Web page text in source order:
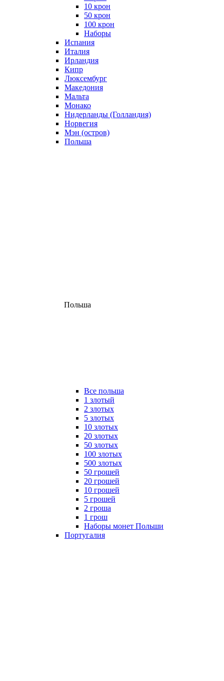
10 крон
50 крон
100 крон
Наборы
Испания
Италия
Ирландия
Кипр
Люксембург
Македония
Мальта
Монако
Нидерланды (Голландия)
Норвегия
Мэн (остров)
Польша
Польша
Все польша
1 злотый
2 злотых
5 злотых
10 злотых
20 злотых
50 злотых
100 злотых
500 злотых
50 грошей
20 грошей
10 грошей
5 грошей
2 гроша
1 грош
Наборы монет Польши
Португалия